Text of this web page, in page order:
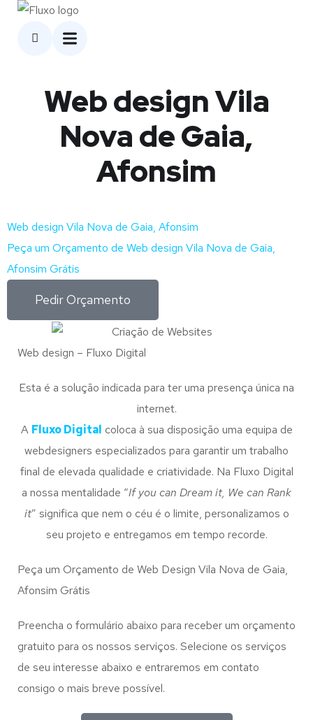
Web design Vila
Nova de Gaia,
Afonsim
Web design Vila Nova de Gaia, Afonsim
Peça um Orçamento de Web design Vila Nova de Gaia,
Afonsim Grátis
Pedir Orçamento
Web design – Fluxo Digital
Esta é a solução indicada para ter uma presença única na
internet.
A Fluxo Digital coloca à sua disposição uma equipa de
webdesigners especializados para garantir um trabalho
final de elevada qualidade e criatividade. Na Fluxo Digital
a nossa mentalidade “If you can Dream it, We can Rank
it” significa que nem o céu é o limite, personalizamos o
seu projeto e entregamos em tempo recorde.
Peça um Orçamento de Web Design Vila Nova de Gaia,
Afonsim Grátis
Preencha o formulário abaixo para receber um orçamento
gratuito para os nossos serviços. Selecione os serviços
de seu interesse abaixo e entraremos em contato
consigo o mais breve possível.